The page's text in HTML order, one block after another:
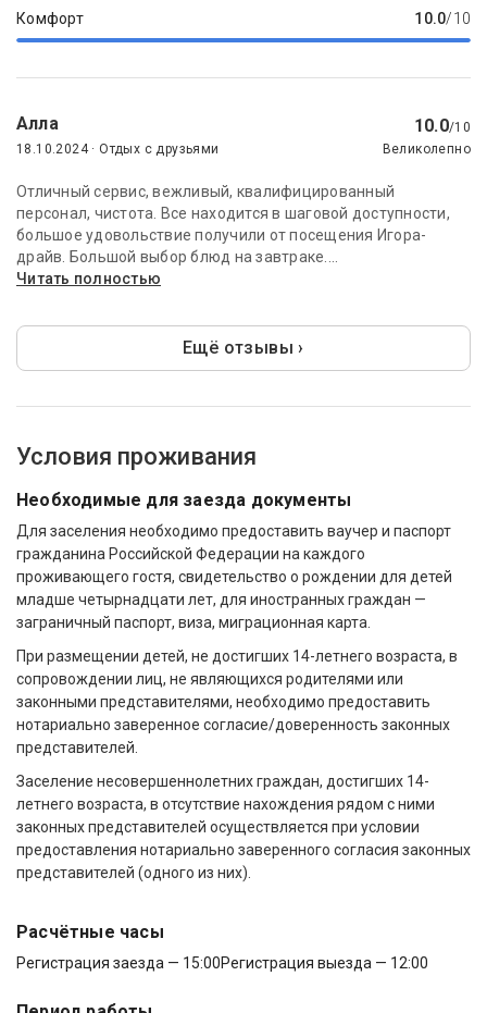
Комфорт 10.0/10
Алла 10.0/10
18.10.2024 · Отдых с друзьями
Великолепно
Отличный сервис, вежливый, квалифицированный
персонал, чистота. Все находится в шаговой доступности,
большое удовольствие получили от посещения Игора-
драйв. Большой выбор блюд на завтраке....
Читать полностью
Ещё отзывы ›
Условия проживания
Необходимые для заезда документы
Для заселения необходимо предоставить ваучер и паспорт
гражданина Российской Федерации на каждого
проживающего гостя, свидетельство о рождении для детей
младше четырнадцати лет, для иностранных граждан —
заграничный паспорт, виза, миграционная карта.
При размещении детей, не достигших 14-летнего возраста, в
сопровождении лиц, не являющихся родителями или
законными представителями, необходимо предоставить
нотариально заверенное согласие/доверенность законных
представителей.
Заселение несовершеннолетних граждан, достигших 14-
летнего возраста, в отсутствие нахождения рядом с ними
законных представителей осуществляется при условии
предоставления нотариально заверенного согласия законных
представителей (одного из них).
Расчётные часы
Регистрация заезда — 15:00Регистрация выезда — 12:00